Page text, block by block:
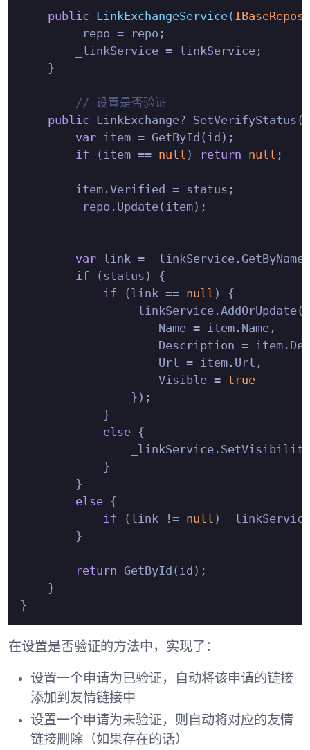
public LinkExchangeService(
        _repo = repo;
        _linkService = linkService;
    }
// 设置是否验证
public LinkExchange? SetVerifyStatus(
var item = GetById(id);
if (item == null ) return null ;
        item.Verified = status;
        _repo.Update(item);
var link =
if (status) {
if (link == null ) {
                _linkService.AddOrUpdate(
                    Name = item.Name,
Description =
                    Url = item.Url,
                    Visible =
true
                });
            }
else {
            }
        }
else {
if (link != null )
        }
return GetById(id);
    }
在设置是否验证的方法中，实现了：
设置一个申请为已验证，自动将该申请的链接
添加到友情链接中
设置一个申请为未验证，则自动将对应的友情
链接删除（如果存在的话）